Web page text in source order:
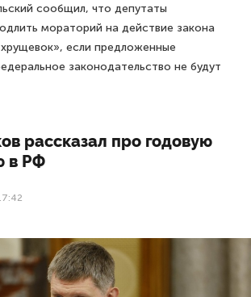
сообщил, что депутаты
мораторий на действие закона
если предложенные
законодательство не будут
рассказал про годовую
в РФ